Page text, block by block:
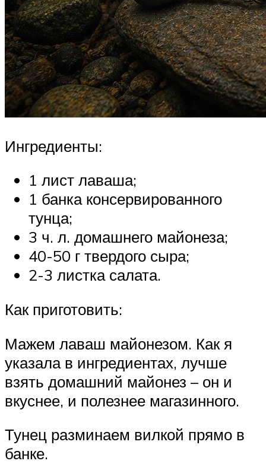
Ингредиенты:
1 лист лаваша;
1 банка консервированного
тунца;
3 ч. л. домашнего майонеза;
40-50 г твердого сыра;
2-3 листка салата.
Как приготовить:
Мажем лаваш майонезом. Как я
указала в ингредиентах, лучше
взять домашний майонез – он и
вкуснее, и полезнее магазинного.
Тунец разминаем вилкой прямо в
банке.